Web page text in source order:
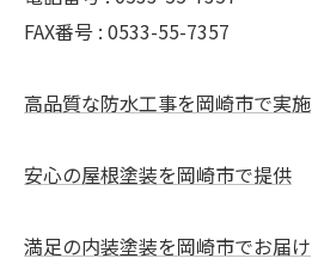
FAX番号 : 0533-55-7357
高品質な防水工事を岡崎市で実施
安心の屋根塗装を岡崎市で提供
満足の内装塗装を岡崎市でお届け